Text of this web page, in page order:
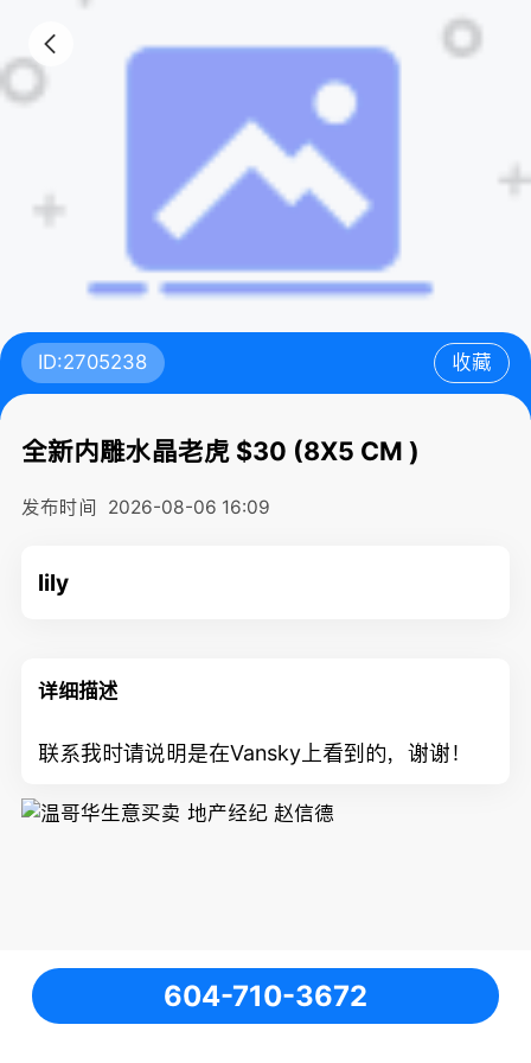
ID:2705238 收藏
全新内雕水晶老虎 $30 (8X5 CM )
发布时间 2026-08-06 16:09
lily
详细描述
联系我时请说明是在Vansky上看到的，谢谢！
604-710-3672